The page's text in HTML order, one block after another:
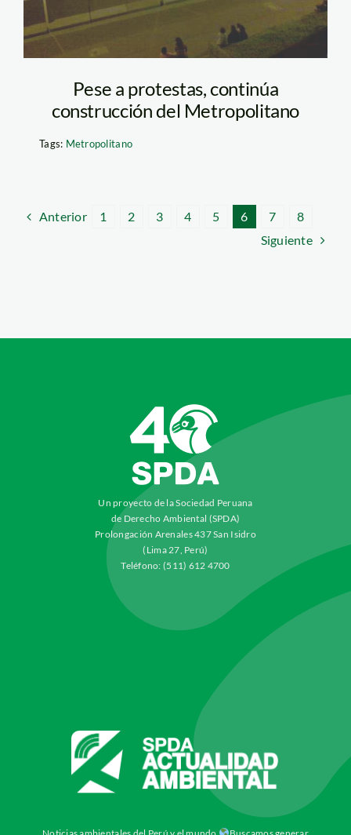
Pese a protestas, continúa
construcción del Metropolitano
Tags: Metropolitano
Anterior 1 2 3 4 5 6 7
8
Siguiente
Un proyecto de la Sociedad Peruana
de Derecho Ambiental (SPDA)
Prolongación Arenales 437 San Isidro
(Lima 27, Perú)
Teléfono: (511) 612 4700